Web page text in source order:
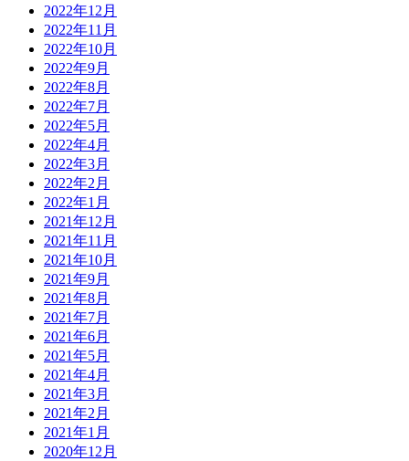
2022年12月
2022年11月
2022年10月
2022年9月
2022年8月
2022年7月
2022年5月
2022年4月
2022年3月
2022年2月
2022年1月
2021年12月
2021年11月
2021年10月
2021年9月
2021年8月
2021年7月
2021年6月
2021年5月
2021年4月
2021年3月
2021年2月
2021年1月
2020年12月